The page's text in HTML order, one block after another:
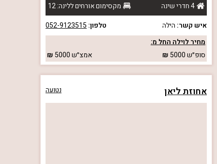
4 חדרי שינה
מקסימום אורחים ללינה: 12
איש קשר: הילה טלפון: 052-9123515
מחיר לוילה החל מ:
סופ״ש5000 אמצ״ש5000
אחוזת ליאן נטועה